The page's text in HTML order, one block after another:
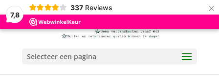
7,8
337 Reviews ×
Selecteer een pagina